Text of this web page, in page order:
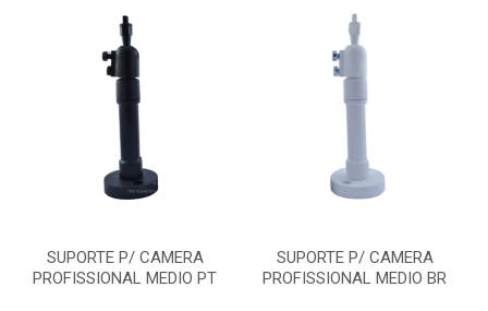
SUPORTE P/ CAMERA
PROFISSIONAL MEDIO PT
SUPORTE P/ CAMERA
PROFISSIONAL MEDIO BR